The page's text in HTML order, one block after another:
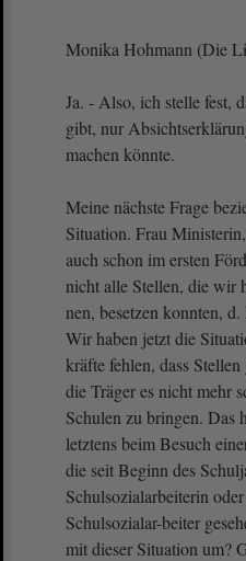
Monika Hohmann (Die
Ja. - Also, ich stelle fest,
gibt, nur
machen könnte.
Meine nächste Frage
Situation. Frau
auch schon im ersten
nicht alle Stellen, die wir
nen, besetzen konnten,
Wir haben jetzt die
kräfte fehlen, dass
die Träger es nicht mehr
Schulen zu bringen. Das
letztens beim Besuch
die seit Beginn des
Schulsozialarbeiterin
Schulsozialar-beiter
mit dieser Situation um?